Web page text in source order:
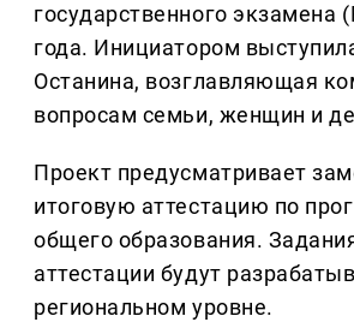
государственного экзамена
года. Инициатором
Останина, возглавляющая
вопросам семьи, женщин и
Проект предусматривает
итоговую аттестацию по
общего образования.
аттестации будут
региональном уровне.